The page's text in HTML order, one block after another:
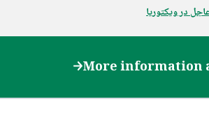
در ویکتوریا
More information